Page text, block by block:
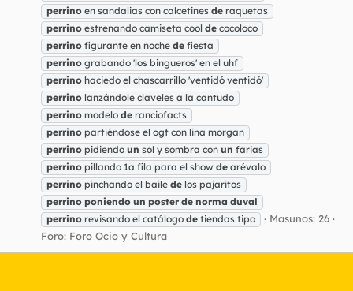
perrino en sandalias con calcetines de raquetas
perrino estrenando camiseta cool de cocoloco
perrino figurante en noche de fiesta
perrino grabando 'los bingueros' en el uhf
perrino haciedo el chascarrillo 'ventidó ventidó'
perrino lanzándole claveles a la cantudo
perrino modelo de ranciofacts
perrino partiéndose el ogt con lina morgan
perrino pidiendo un sol y sombra con un farias
perrino pillando 1a fila para el show de arévalo
perrino pinchando el baile de los pajaritos
perrino poniendo un poster de norma duval
perrino revisando el catálogo de tiendas tipo
Masunos: 26
Foro: Foro Ocio y Cultura